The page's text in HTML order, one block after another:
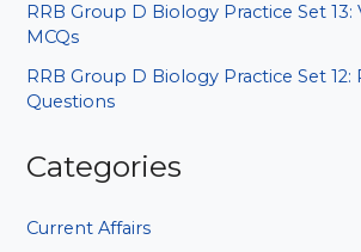
RRB Group D Biology Practice Set 13:
MCQs
RRB Group D Biology Practice Set 12:
Questions
Categories
Current Affairs